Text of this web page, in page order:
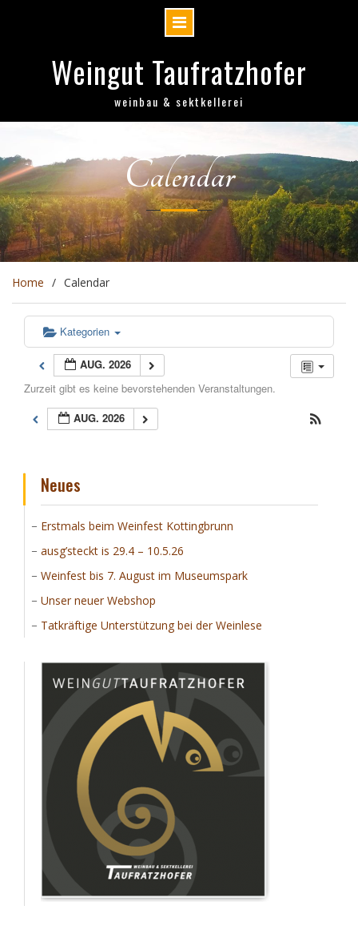
Weingut Taufratzhofer
weinbau & sektkellerei
Calendar
Home Calendar
Kategorien
AUG. 2026
Zurzeit gibt es keine bevorstehenden Veranstaltungen.
AUG. 2026
Neues
Erstmals beim Weinfest Kottingbrunn
ausg’steckt is 29.4 – 10.5.26
Weinfest bis 7. August im Museumspark
Unser neuer Webshop
Tatkräftige Unterstützung bei der Weinlese